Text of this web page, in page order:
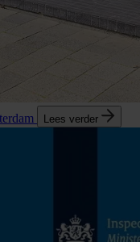
Lees verder